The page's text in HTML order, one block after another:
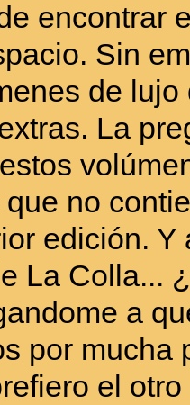
encontrar
Sin
de
La
no
edición.
La Colla...
a
por mucha
el otro